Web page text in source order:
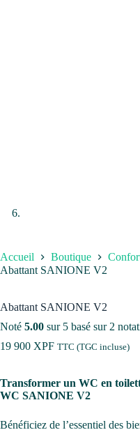
Accueil Boutique
Abattant SANIONE V2
Abattant SANIONE V2
Noté 5.00 sur 5 basé sur 2
19 900 XPF TTC (TGC incluse)
Transformer un WC en
WC SANIONE V2
Bénéficiez de l’essentiel des